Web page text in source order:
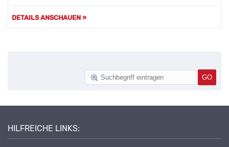
DETAILS ANSCHAUEN »
HILFREICHE LINKS: